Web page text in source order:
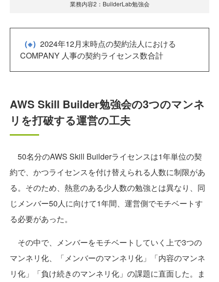
業務内容2：BuilderLab勉強会
（※） 2024年12月末時点の契約法人における
COMPANY 人事の契約ライセンス数合計
AWS Skill Builder勉強会の3つのマンネ
リを打破する運営の工夫
50名分のAWS Skill Builderライセンスは1年単位の契
約で、かつライセンスを付け替えられる人数に制限があ
る。そのため、熱意のある少人数の勉強とは異なり、同
じメンバー50人に向けて1年間、運営側でモチベートす
る必要があった。
その中で、メンバーをモチベートしていく上で3つの
マンネリ化、「メンバーのマンネリ化」「内容のマンネ
リ化」「負け続きのマンネリ化」の課題に直面した。ま